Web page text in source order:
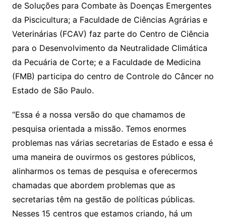
de Soluções para Combate às Doenças Emergentes
da Piscicultura; a Faculdade de Ciências Agrárias e
Veterinárias (FCAV) faz parte do Centro de Ciência
para o Desenvolvimento da Neutralidade Climática
da Pecuária de Corte; e a Faculdade de Medicina
(FMB) participa do centro de Controle do Câncer no
Estado de São Paulo.
“Essa é a nossa versão do que chamamos de
pesquisa orientada a missão. Temos enormes
problemas nas várias secretarias de Estado e essa é
uma maneira de ouvirmos os gestores públicos,
alinharmos os temas de pesquisa e oferecermos
chamadas que abordem problemas que as
secretarias têm na gestão de políticas públicas.
Nesses 15 centros que estamos criando, há um